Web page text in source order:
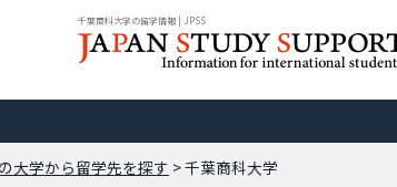
千葉商科大学の留学情報 | JPSS
大学から留学先を探す >千葉商科大学